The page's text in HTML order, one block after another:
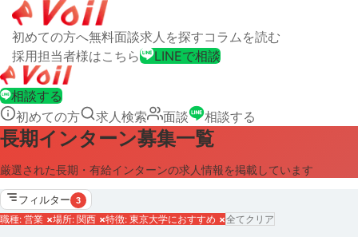
初めての方へ無料面談求人を探すコラムを読む
採用担当者様はこちら
LINEで相談
相談する
初めての方
求人検索 面談 相談する
長期インターン募集一覧
厳選された長期・有給インターンの求人情報を掲載しています
フィルター 3
職種: 営業 ×場所: 関西 ×特徴: 東京大学におすすめ ×全てクリア